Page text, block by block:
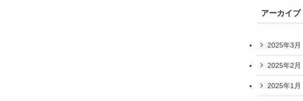
アーカイブ
2025年3月
2025年2月
2025年1月